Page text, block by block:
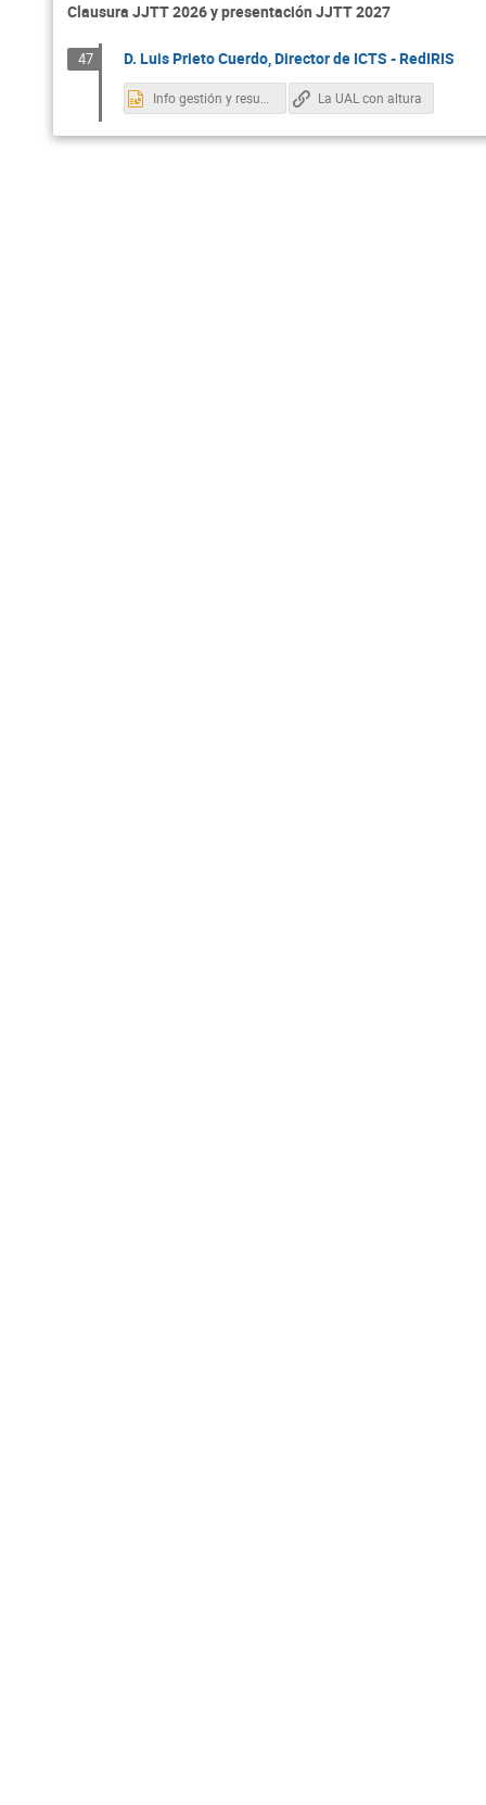
Clausura JJTT 2026 y presentación JJTT 2027
47 D. Luis Prieto Cuerdo, Director de ICTS - RedIRIS
Info gestión y resumen JJTT26.pptx La UAL con altura